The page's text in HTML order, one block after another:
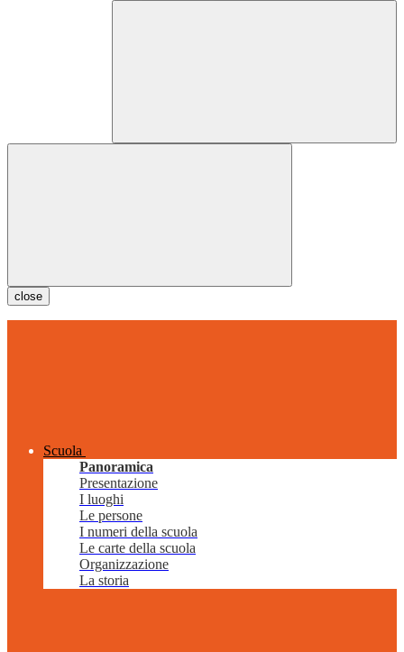
close
Scuola
Panoramica
Presentazione
I luoghi
Le persone
I numeri della scuola
Le carte della scuola
Organizzazione
La storia